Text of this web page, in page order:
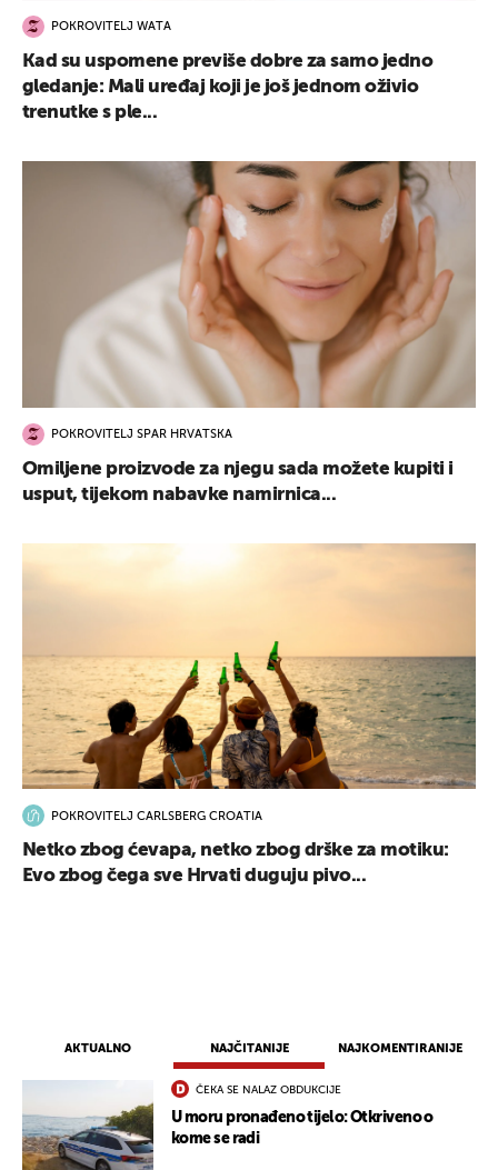
AKTUALNO NAJČITANIJE NAJKOMENTIRANIJE
ČEKA SE NALAZ OBDUKCIJE
U moru pronađeno tijelo: Otkriveno o
kome se radi
POKROVITELJ WATA
Kad su uspomene previše dobre za samo jedno
gledanje: Mali uređaj koji je još jednom oživio
trenutke s ple...
POKROVITELJ SPAR HRVATSKA
Omiljene proizvode za njegu sada možete kupiti i
usput, tijekom nabavke namirnica...
POKROVITELJ CARLSBERG CROATIA
Netko zbog ćevapa, netko zbog drške za motiku:
Evo zbog čega sve Hrvati duguju pivo...